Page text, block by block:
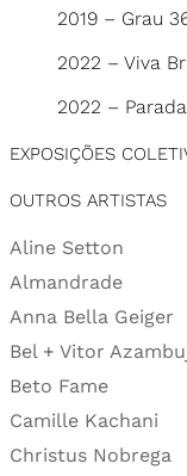
2019 – Grau
2022 – Viva
2022 –
EXPOSIÇÕES
OUTROS ARTISTAS
Aline Setton
Almandrade
Anna Bella Geiger
Bel + Vitor
Beto Fame
Camille Kachani
Christus Nobrega